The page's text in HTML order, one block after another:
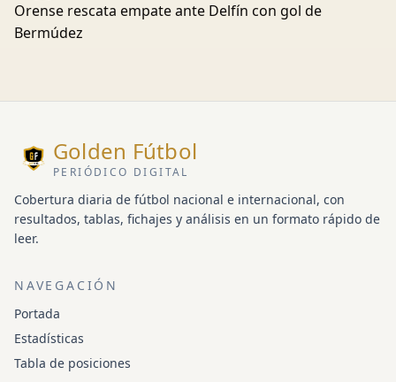
Orense rescata empate ante Delfín con gol de
Bermúdez
Golden Fútbol
PERIÓDICO DIGITAL
Cobertura diaria de fútbol nacional e internacional, con
resultados, tablas, fichajes y análisis en un formato rápido de
leer.
NAVEGACIÓN
Portada
Estadísticas
Tabla de posiciones